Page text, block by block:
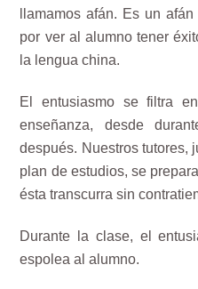
llamamos afán. Es un
por ver al alumno tener
la lengua china.
El entusiasmo se filtra
enseñanza, desde
después. Nuestros tutores,
plan de estudios, se
ésta transcurra sin
Durante la clase, el
espolea al alumno.